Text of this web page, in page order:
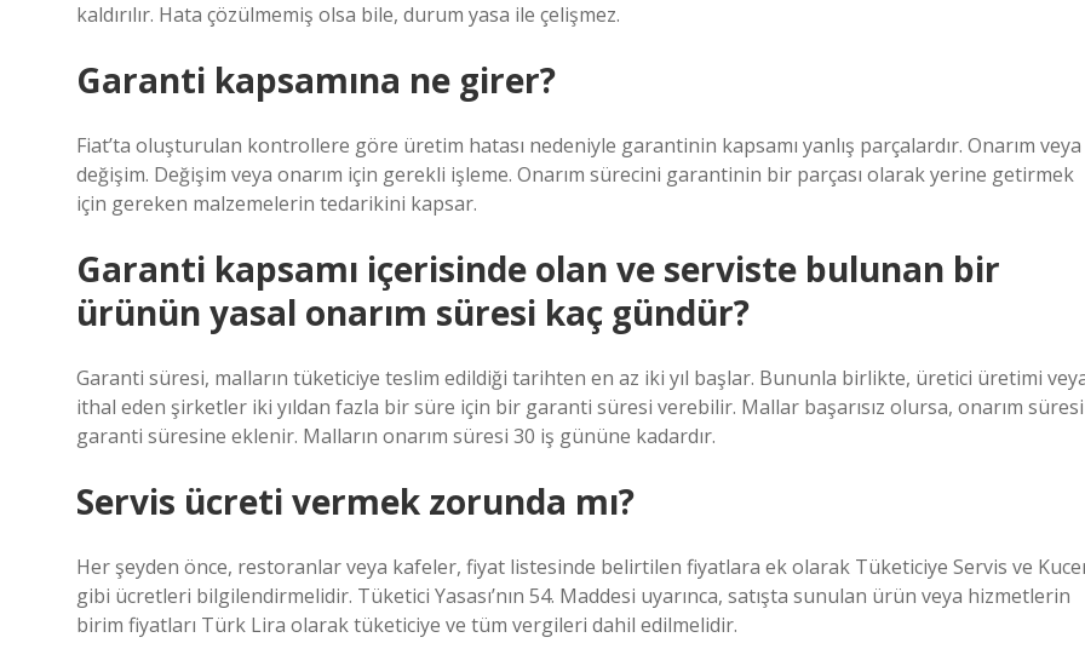
kaldırılır. Hata çözülmemiş olsa bile, durum yasa ile çelişmez.
Garanti kapsamına ne girer?
Fiat’ta oluşturulan kontrollere göre üretim hatası nedeniyle garantinin kapsamı yanlış parçalardır. Onarım veya
değişim. Değişim veya onarım için gerekli işleme. Onarım sürecini garantinin bir parçası olarak yerine getirmek
için gereken malzemelerin tedarikini kapsar.
Garanti kapsamı içerisinde olan ve serviste bulunan bir
ürünün yasal onarım süresi kaç gündür?
Garanti süresi, malların tüketiciye teslim edildiği tarihten en az iki yıl başlar. Bununla birlikte, üretici üretimi
ithal eden şirketler iki yıldan fazla bir süre için bir garanti süresi verebilir. Mallar başarısız olursa, onarım süresi
garanti süresine eklenir. Malların onarım süresi 30 iş gününe kadardır.
Servis ücreti vermek zorunda mı?
Her şeyden önce, restoranlar veya kafeler, fiyat listesinde belirtilen fiyatlara ek olarak Tüketiciye Servis ve
gibi ücretleri bilgilendirmelidir. Tüketici Yasası’nın 54. Maddesi uyarınca, satışta sunulan ürün veya hizmetlerin
birim fiyatları Türk Lira olarak tüketiciye ve tüm vergileri dahil edilmelidir.